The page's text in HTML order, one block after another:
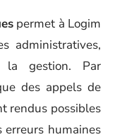
permet à Logim
administratives,
la gestion. Par
des appels de
rendus possibles
erreurs humaines